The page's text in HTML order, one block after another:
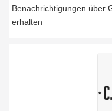
Benachrichtigungen über
erhalten